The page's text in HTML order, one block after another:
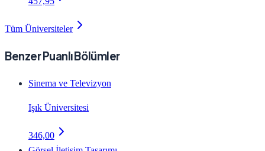
Tüm Üniversiteler
Benzer Puanlı Bölümler
Sinema ve Televizyon
Işık Üniversitesi
346,00